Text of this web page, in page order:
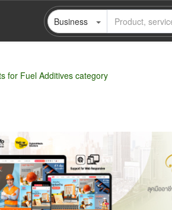
Business
for Fuel Additives category
Retail Manufacturer Dealer